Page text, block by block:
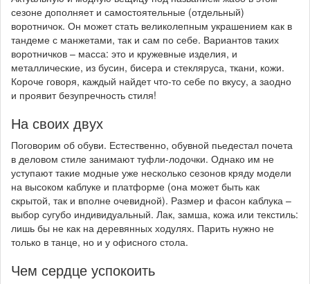
сезоне дополняет и самостоятельные (отдельный)
воротничок. Он может стать великолепным украшением как в
тандеме с манжетами, так и сам по себе. Вариантов таких
воротничков – масса: это и кружевные изделия, и
металлические, из бусин, бисера и стекляруса, ткани, кожи.
Короче говоря, каждый найдет что-то себе по вкусу, а заодно
и проявит безупречность стиля!
На своих двух
Поговорим об обуви. Естественно, обувной пьедестал почета
в деловом стиле занимают туфли-лодочки. Однако им не
уступают такие модные уже несколько сезонов кряду модели
на высоком каблуке и платформе (она может быть как
скрытой, так и вполне очевидной). Размер и фасон каблука –
выбор сугубо индивидуальный. Лак, замша, кожа или текстиль:
лишь бы не как на деревянных ходулях. Парить нужно не
только в танце, но и у офисного стола.
Чем сердце успокоить